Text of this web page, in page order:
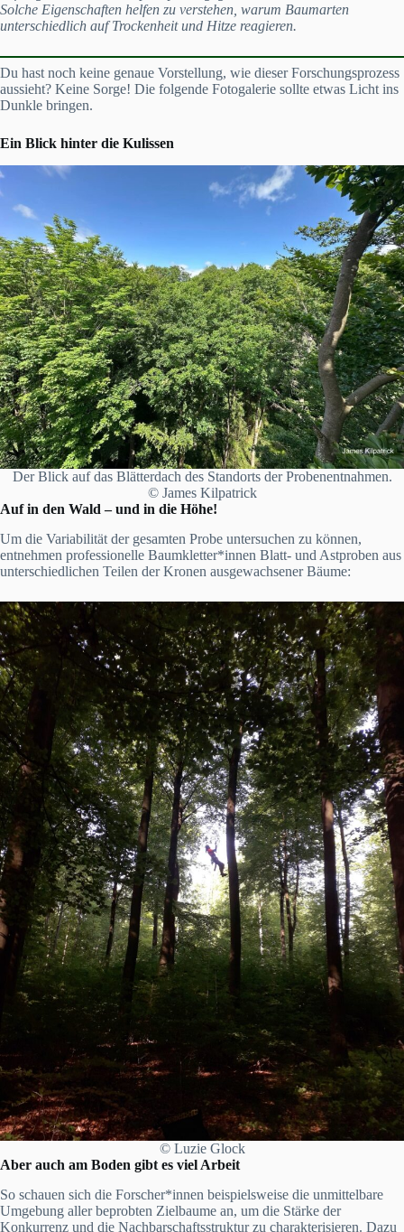
Solche Eigenschaften helfen zu verstehen, warum Baumarten
unterschiedlich auf Trockenheit und Hitze reagieren.
Du hast noch keine genaue Vorstellung, wie dieser Forschungsprozess
aussieht? Keine Sorge! Die folgende Fotogalerie sollte etwas Licht ins
Dunkle bringen.
Ein Blick hinter die Kulissen
Der Blick auf das Blätterdach des Standorts der Probenentnahmen.
© James Kilpatrick
Auf in den Wald – und in die Höhe!
Um die Variabilität der gesamten Probe untersuchen zu können,
entnehmen professionelle Baumkletter*innen Blatt- und Astproben aus
unterschiedlichen Teilen der Kronen ausgewachsener Bäume:
© Luzie Glock
Aber auch am Boden gibt es viel Arbeit
So schauen sich die Forscher*innen beispielsweise die unmittelbare
Umgebung aller beprobten Zielbaume an, um die Stärke der
Konkurrenz und die Nachbarschaftsstruktur zu charakterisieren. Dazu